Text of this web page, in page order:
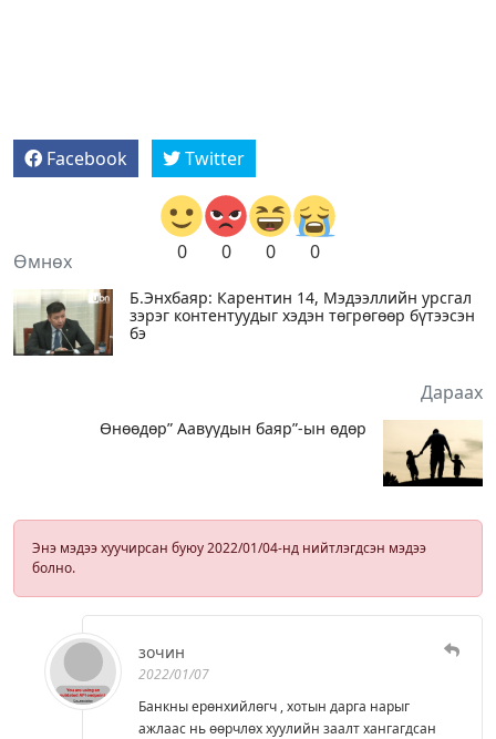
Facebook Twitter
0 0 0 0
Өмнөх
Б.Энхбаяр: Карентин 14, Мэдээллийн урсгал
зэрэг контентуудыг хэдэн төгрөгөөр бүтээсэн
бэ
Дараах
Өнөөдөр” Аавуудын баяр”-ын өдөр
Энэ мэдээ хуучирсан буюу 2022/01/04-нд нийтлэгдсэн мэдээ
болно.
зочин
2022/01/07
Банкны ерөнхийлөгч , хотын дарга нарыг
ажлаас нь өөрчлөх хуулийн заалт хангагдсан